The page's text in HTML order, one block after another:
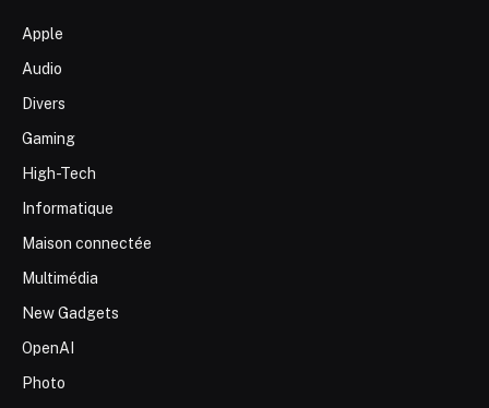
Apple
Audio
Divers
Gaming
High-Tech
Informatique
Maison connectée
Multimédia
New Gadgets
OpenAI
Photo